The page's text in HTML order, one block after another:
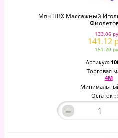
Мяч ПВХ Массажный
133.06
141.12
151.20
Артикул:
Торговая
4М
Остаток :
–